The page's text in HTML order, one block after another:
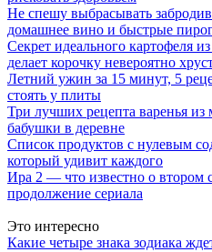
Не спешу выбрасывать
домашнее вино и быстрые
Секрет идеального картофеля
делает корочку невероятно
Летний ужин за 15 минут, 5
стоять у плиты
Три лучших рецепта варенья
бабушки в деревне
Список продуктов с нулевым
который удивит каждого
Ира 2 — что известно о втором
продолжение сериала
Это интересно
Какие четыре знака зодиака